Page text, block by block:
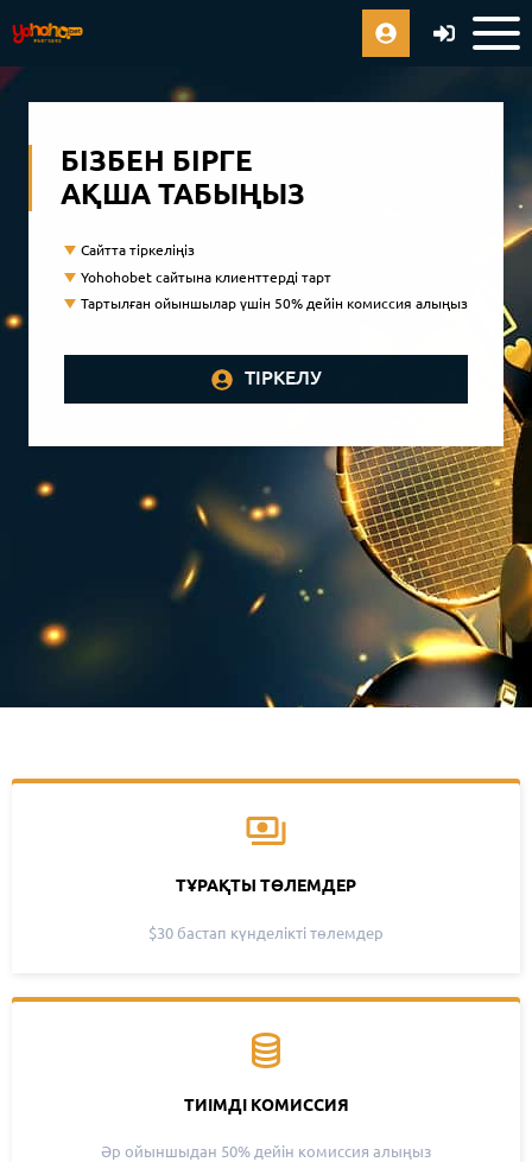
БІЗБЕН БІРГЕ
АҚША ТАБЫҢЫЗ
Сайтта тіркеліңіз
Yohohobet сайтына клиенттерді тарт
Тартылған ойыншылар үшін 50% дейін комиссия алыңыз
ТІРКЕЛУ
ТҰРАҚТЫ ТӨЛЕМДЕР
$30 бастап күнделікті төлемдер
ТИІМДІ КОМИССИЯ
Әр ойыншыдан 50% дейін комиссия алыңыз